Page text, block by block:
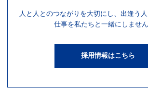
人と人とのつながりを大切にし、 出逢う人
仕事を私たちと一緒にしませ
採用情報はこちら